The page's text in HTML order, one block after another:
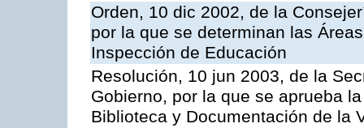
Orden, 10 dic 2002, de la
por la que se determinan las
Inspección de Educación
Resolución, 10 jun 2003, de la
Gobierno, por la que se aprueba
Biblioteca y Documentación de la